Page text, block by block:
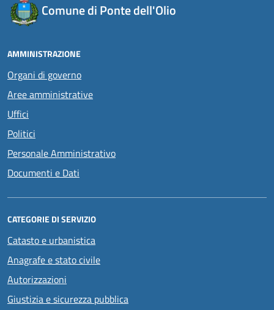
Comune di Ponte dell'Olio
AMMINISTRAZIONE
Organi di governo
Aree amministrative
Uffici
Politici
Personale Amministrativo
Documenti e Dati
CATEGORIE DI SERVIZIO
Catasto e urbanistica
Anagrafe e stato civile
Autorizzazioni
Giustizia e sicurezza pubblica